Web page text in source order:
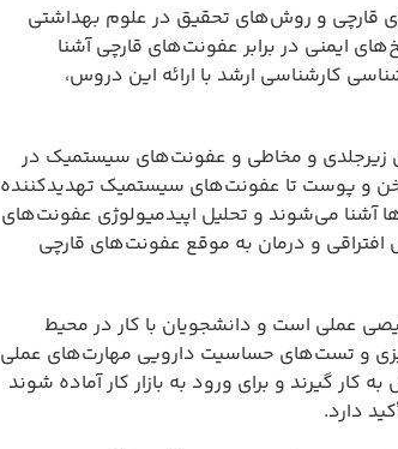
قارچی و روش‌های تحقیق در علوم بهداشتی
ایمنی در برابر عفونت‌های قارچی آشنا
کارشناسی ارشد با ارائه این دروس،
و مخاطی و عفونت‌های سیستمیک در
و پوست تا عفونت‌های سیستمیک تهدیدکننده
آشنا می‌شوند و تحلیل اپیدمیولوژی عفونت‌های
و درمان به موقع عفونت‌های قارچی
عملی است و دانشجویان با کار در محیط
و تست‌های حساسیت دارویی مهارت‌های عملی
گیرند و برای ورود به بازار کار آماده شوند
دارد.